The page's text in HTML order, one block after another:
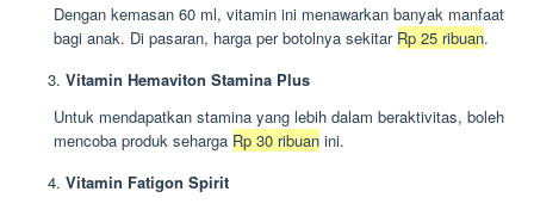
Dengan kemasan 60 ml, vitamin ini menawarkan banyak manfaat
bagi anak. Di pasaran, harga per botolnya sekitar Rp 25 ribuan.
Vitamin Hemaviton Stamina Plus
Untuk mendapatkan stamina yang lebih dalam beraktivitas, boleh
mencoba produk seharga Rp 30 ribuan ini.
Vitamin Fatigon Spirit